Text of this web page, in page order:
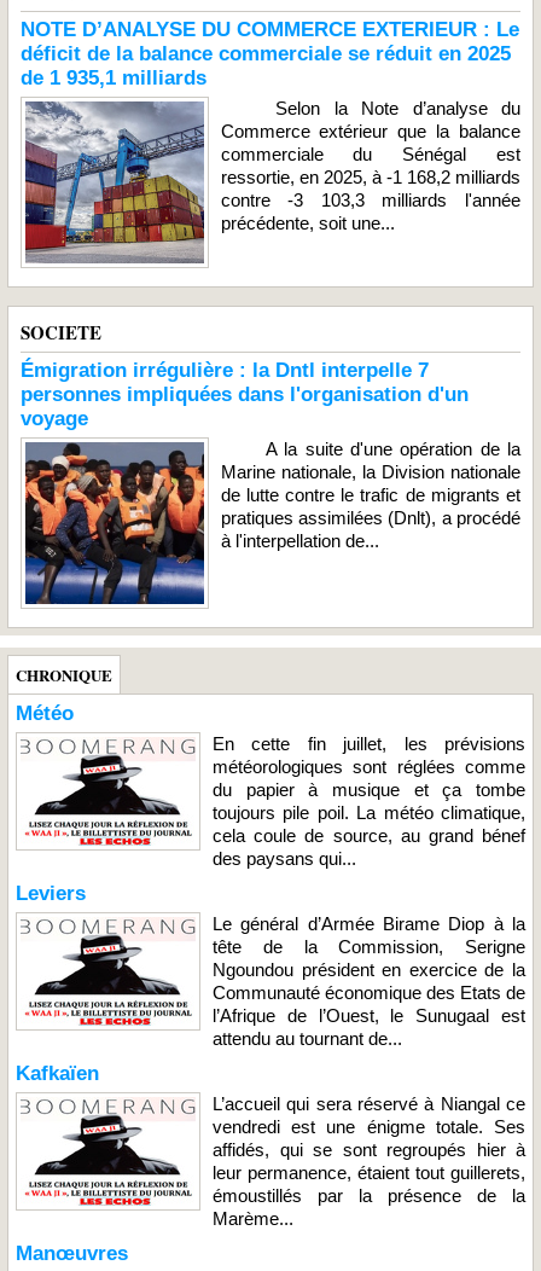
NOTE D’ANALYSE DU COMMERCE EXTERIEUR : Le
déficit de la balance commerciale se réduit en 2025
de 1 935,1 milliards
Selon la Note d’analyse du
Commerce extérieur que la balance
commerciale du Sénégal est
ressortie, en 2025, à -1 168,2 milliards
contre -3 103,3 milliards l'année
précédente, soit une...
SOCIETE
Émigration irrégulière : la Dntl interpelle 7
personnes impliquées dans l'organisation d'un
voyage
A la suite d'une opération de la
Marine nationale, la Division nationale
de lutte contre le trafic de migrants et
pratiques assimilées (Dnlt), a procédé
à l'interpellation de...
CHRONIQUE
Météo
En cette fin juillet, les prévisions
météorologiques sont réglées comme
du papier à musique et ça tombe
toujours pile poil. La météo climatique,
cela coule de source, au grand bénef
des paysans qui...
Leviers
Le général d’Armée Birame Diop à la
tête de la Commission, Serigne
Ngoundou président en exercice de la
Communauté économique des Etats de
l’Afrique de l’Ouest, le Sunugaal est
attendu au tournant de...
Kafkaïen
L’accueil qui sera réservé à Niangal ce
vendredi est une énigme totale. Ses
affidés, qui se sont regroupés hier à
leur permanence, étaient tout guillerets,
émoustillés par la présence de la
Marème...
Manœuvres